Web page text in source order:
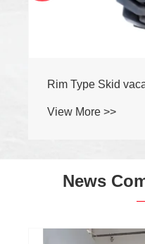
News